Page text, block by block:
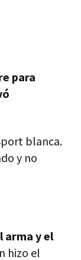
para
blanca.
y no
arma y el
hizo el